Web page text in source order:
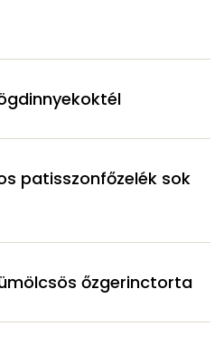
patisszonfőzelék sok
őzgerinctorta